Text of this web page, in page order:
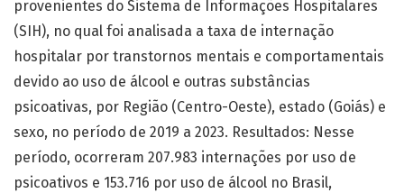
provenientes do Sistema de Informações Hospitalares
(SIH), no qual foi analisada a taxa de internação
hospitalar por transtornos mentais e comportamentais
devido ao uso de álcool e outras substâncias
psicoativas, por Região (Centro-Oeste), estado (Goiás) e
sexo, no período de 2019 a 2023. Resultados: Nesse
período, ocorreram 207.983 internações por uso de
psicoativos e 153.716 por uso de álcool no Brasil,